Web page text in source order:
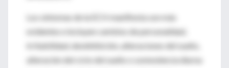
Los síntomas de la ECH manifiesta son más
evidentes e incluyen cambios de personalidad,
irritabilidad, desinhibición, alteraciones del sueño,
alteración del ciclo del sueño o somnolencia diurna